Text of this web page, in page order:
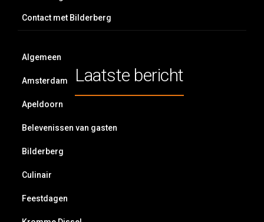
Contact met Bilderberg
Algemeen
Amsterdam
Apeldoorn
Belevenissen van gasten
Bilderberg
Culinair
Feestdagen
Laatste bericht